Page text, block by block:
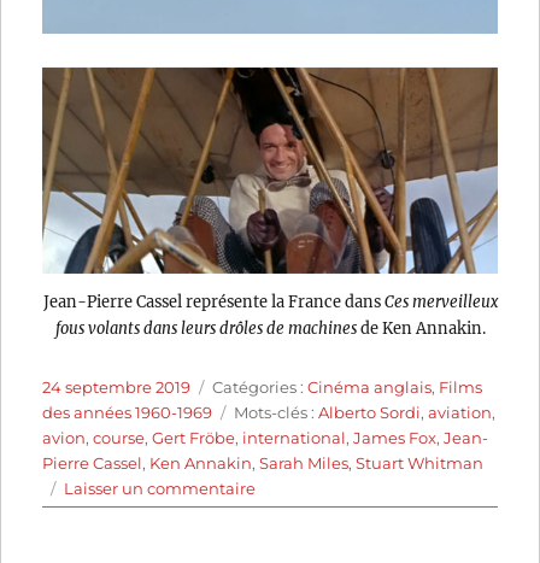
Jean-Pierre Cassel représente la France dansCes merveilleux
fous volants dans leurs drôles de machinesde Ken Annakin.
Publié
le
24 septembre 2019 Catégories
Catégories :Cinéma anglais, Films
des années 1960-1969
Étiquettes
Mots-clés :Alberto Sordi,aviation,
avion,course,Gert Fröbe, international,James Fox,Jean-
Pierre Cassel, Ken Annakin,Sarah Miles,Stuart Whitman
Laisser un commentairesur
Ces